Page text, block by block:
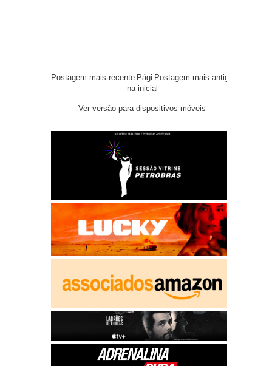
Postagem mais recente Postagem mais antiga
Pági
na inicial
Ver versão para dispositivos móveis